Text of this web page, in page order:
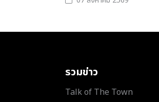
รวมข่าว
Talk of The Town